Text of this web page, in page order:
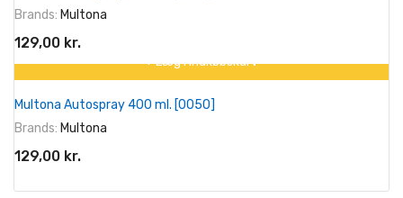
Brands: Multona
129,00 kr.
+ Læg I Indkøbskurv
Multona Autospray 400 ml. [0050]
Brands: Multona
129,00 kr.